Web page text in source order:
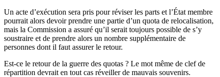
Un acte d’exécution sera pris pour réviser les parts et l’État membre
pourrait alors devoir prendre une partie d’un quota de relocalisation,
mais la Commission a assuré qu’il serait toujours possible de s’y
soustraire et de prendre alors un nombre supplémentaire de
personnes dont il faut assurer le retour.
Est-ce le retour de la guerre des quotas ? Le mot même de clef de
répartition devrait en tout cas réveiller de mauvais souvenirs.